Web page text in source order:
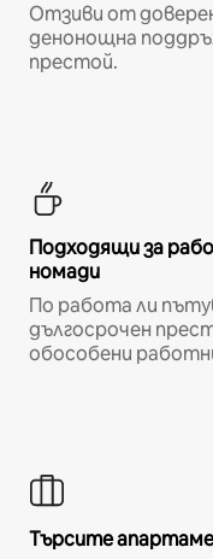
Отзиви от
денонощна
престой.
Подходящи за
номади
По работа ли
дългосрочен
обособени
Търсите